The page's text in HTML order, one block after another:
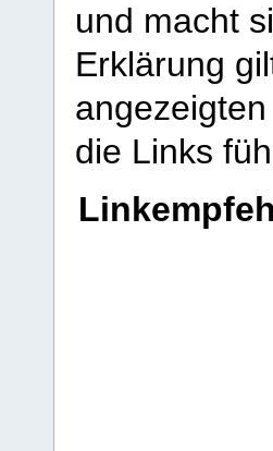
und macht
Erklärung
die Links